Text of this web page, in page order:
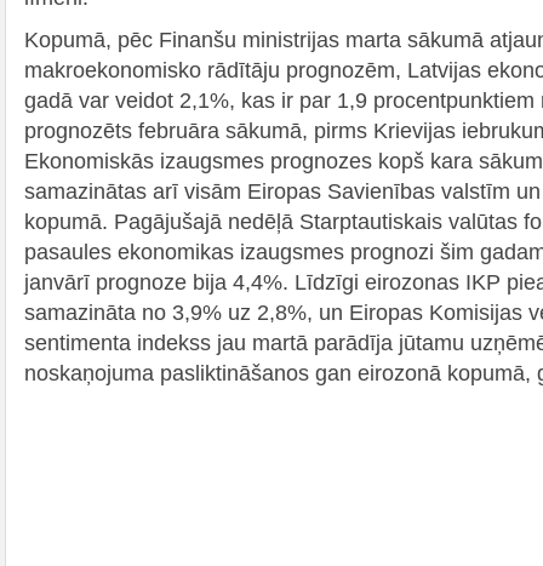
Kopumā, pēc Finanšu ministrijas marta sākumā
makroekonomisko rādītāju prognozēm, Latvijas
gadā var veidot 2,1%, kas ir par 1,9 procentpunktiem
prognozēts februāra sākumā, pirms Krievijas
Ekonomiskās izaugsmes prognozes kopš kara
samazinātas arī visām Eiropas Savienības valstīm
kopumā. Pagājušajā nedēļā Starptautiskais valūtas
pasaules ekonomikas izaugsmes prognozi šim
janvārī prognoze bija 4,4%. Līdzīgi eirozonas IKP
samazināta no 3,9% uz 2,8%, un Eiropas Komisijas
sentimenta indekss jau martā parādīja jūtamu
noskaņojuma pasliktināšanos gan eirozonā kopumā,